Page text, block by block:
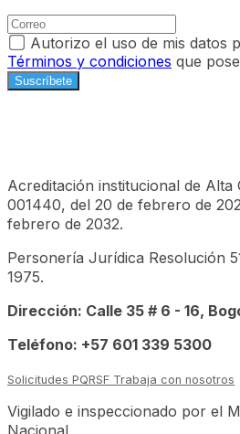
Autorizo el uso de mis datos
Términos y condiciones que
Suscríbete
Acreditación institucional de Alta
001440, del 20 de febrero de
febrero de 2032.
Personería Jurídica Resolución
1975.
Dirección: Calle 35 # 6 - 16,
Teléfono: +57 601 339 5300
Solicitudes PQRSF Trabaja con nosotros
Vigilado e inspeccionado por el